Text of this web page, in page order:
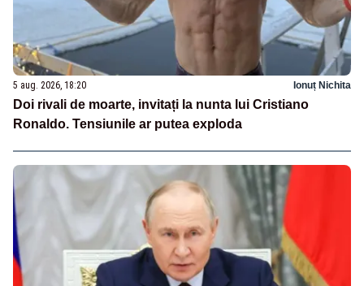
5 aug. 2026, 18:20 Ionuț Nichita
Doi rivali de moarte, invitați la nunta lui Cristiano
Ronaldo. Tensiunile ar putea exploda